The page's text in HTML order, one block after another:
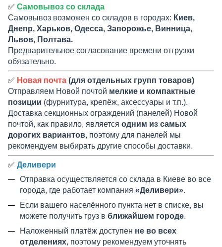
✅ Самовывоз со склада
Самовывоз возможен со складов в городах: Киев,
Днепр, Харьков, Одесса, Запорожье, Винница,
Львов, Полтава.
Предварительное согласование времени отгрузки
обязательно.
✅ Новая почта (для отдельных групп товаров)
Отправляем Новой почтой мелкие и компактные
позиции (фурнитура, крепёж, аксессуары и т.п.).
Доставка секционных ограждений (панелей) Новой
почтой, как правило, является одним из самых
дорогих вариантов, поэтому для панелей мы
рекомендуем выбирать другие способы доставки.
✅ Деливери
Отправка осуществляется со склада в Киеве во все
города, где работает компания «Деливери».
Если вашего населённого пункта нет в списке, вы
можете получить груз в ближайшем городе.
Наложенный платёж доступен не во всех
отделениях, поэтому рекомендуем уточнять